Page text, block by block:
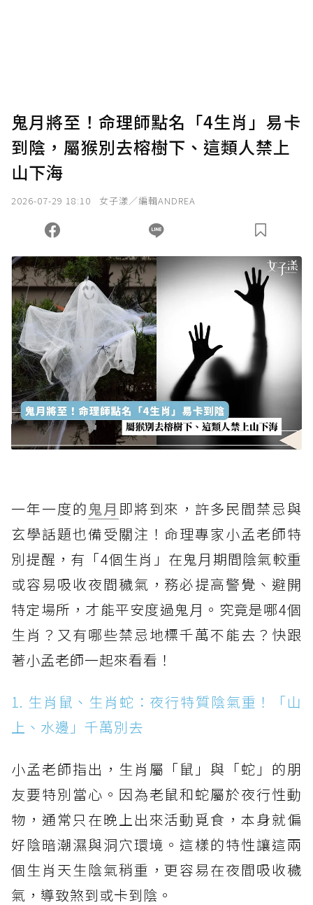
鬼月將至！命理師點名「4生肖」易卡
到陰，屬猴別去榕樹下、這類人禁上
山下海
2026-07-29 18:10 女子漾／編輯ANDREA
一年一度的鬼月 即將到來，許多民間禁忌與
玄學話題也備受關注！命理專家小孟老師特
別提醒，有「4個生肖」在鬼月期間陰氣較重
或容易吸收夜間穢氣，務必提高警覺、避開
特定場所，才能平安度過鬼月。究竟是哪4個
生肖？又有哪些禁忌地標千萬不能去？快跟
著小孟老師一起來看看！
1. 生肖鼠、生肖蛇：夜行特質陰氣重！「山
上、水邊」千萬別去
小孟老師指出，生肖屬「鼠」與「蛇」的朋
友要特別當心。因為老鼠和蛇屬於夜行性動
物，通常只在晚上出來活動覓食，本身就偏
好陰暗潮濕與洞穴環境。這樣的特性讓這兩
個生肖天生陰氣稍重，更容易在夜間吸收穢
氣，導致煞到或卡到陰。